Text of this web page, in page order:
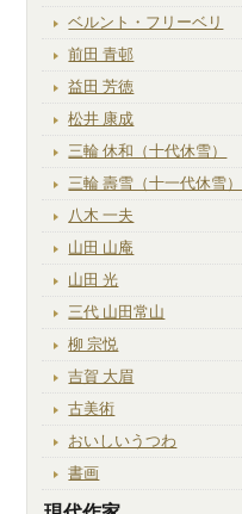
ベルント・フリーベリ
前田 青邨
益田 芳徳
松井 康成
三輪 休和（十代休雪）
三輪 壽雪（十一代休雪）
八木 一夫
山田 山庵
山田 光
三代 山田常山
柳 宗悦
吉賀 大眉
古美術
おいしいうつわ
書画